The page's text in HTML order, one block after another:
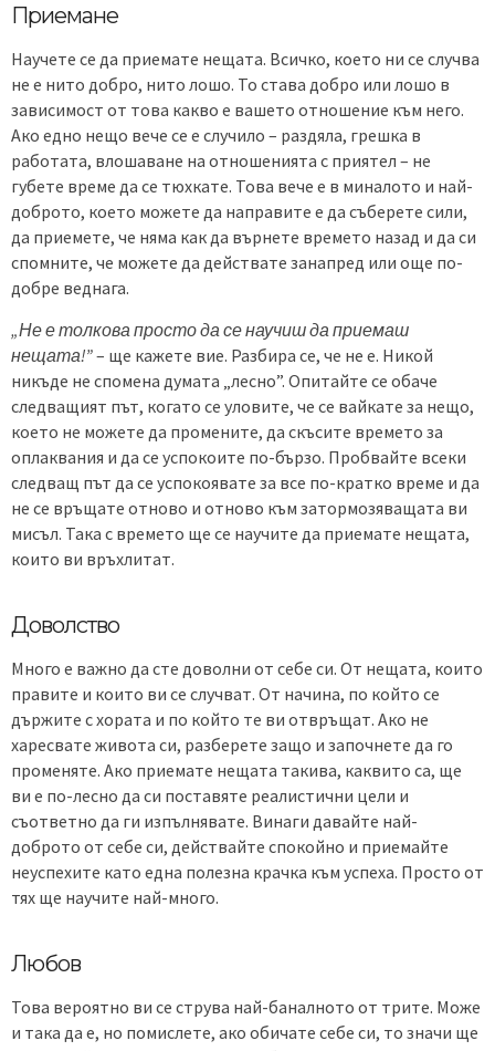
Приемане
Научете се да приемате нещата. Всичко, което ни се случва
не е нито добро, нито лошо. То става добро или лошо в
зависимост от това какво е вашето отношение към него.
Ако едно нещо вече се е случило – раздяла, грешка в
работата, влошаване на отношенията с приятел – не
губете време да се тюхкате. Това вече е в миналото и най-
доброто, което можете да направите е да съберете сили,
да приемете, че няма как да върнете времето назад и да си
спомните, че можете да действате занапред или още по-
добре веднага.
„Не е толкова просто да се научиш да приемаш
нещата!”– ще кажете вие. Разбира се, че не е. Никой
никъде не спомена думата „лесно”. Опитайте се обаче
следващият път, когато се уловите, че се вайкате за нещо,
което не можете да промените, да скъсите времето за
оплаквания и да се успокоите по-бързо. Пробвайте всеки
следващ път да се успокоявате за все по-кратко време и да
не се връщате отново и отново към затормозяващата ви
мисъл. Така с времето ще се научите да приемате нещата,
които ви връхлитат.
Доволство
Много е важно да сте доволни от себе си. От нещата, които
правите и които ви се случват. От начина, по който се
държите с хората и по който те ви отвръщат. Ако не
харесвате живота си, разберете защо и започнете да го
променяте. Ако приемате нещата такива, каквито са, ще
ви е по-лесно да си поставяте реалистични цели и
съответно да ги изпълнявате. Винаги давайте най-
доброто от себе си, действайте спокойно и приемайте
неуспехите като една полезна крачка към успеха. Просто от
тях ще научите най-много.
Любов
Това вероятно ви се струва най-баналното от трите. Може
и така да е, но помислете, ако обичате себе си, то значи ще